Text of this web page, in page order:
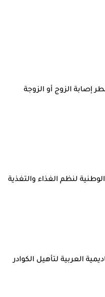
إصابة الزوج أو الزوجة
لنظم الغذاء والتغذية
العربية لتأهيل الكوادر